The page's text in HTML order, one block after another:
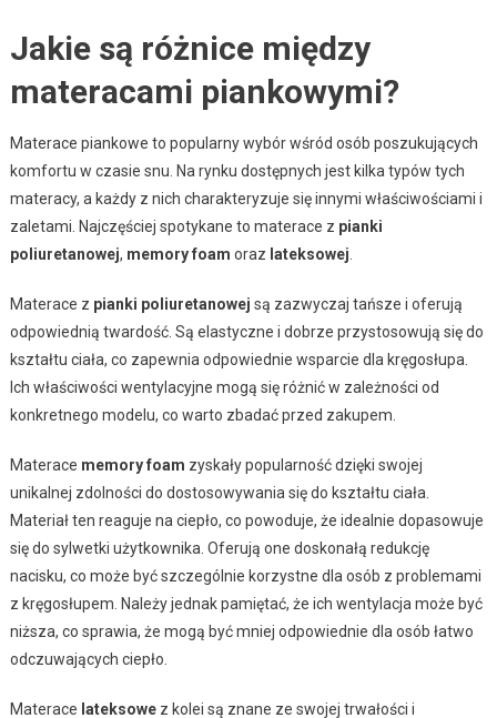
Jakie są różnice między
materacami piankowymi?
Materace piankowe to popularny wybór wśród osób poszukujących
komfortu w czasie snu. Na rynku dostępnych jest kilka typów tych
materacy, a każdy z nich charakteryzuje się innymi właściwościami i
zaletami. Najczęściej spotykane to materace z pianki
poliuretanowej, memory foam oraz lateksowej
Materace z pianki poliuretanowej są zazwyczaj tańsze i oferują
odpowiednią twardość. Są elastyczne i dobrze przystosowują się do
kształtu ciała, co zapewnia odpowiednie wsparcie dla kręgosłupa.
Ich właściwości wentylacyjne mogą się różnić w zależności od
konkretnego modelu, co warto zbadać przed zakupem.
Materace memory foam zyskały popularność dzięki swojej
unikalnej zdolności do dostosowywania się do kształtu ciała.
Materiał ten reaguje na ciepło, co powoduje, że idealnie dopasowuje
się do sylwetki użytkownika. Oferują one doskonałą redukcję
nacisku, co może być szczególnie korzystne dla osób z problemami
z kręgosłupem. Należy jednak pamiętać, że ich wentylacja może być
niższa, co sprawia, że mogą być mniej odpowiednie dla osób łatwo
odczuwających ciepło.
Materace lateksowez kolei są znane ze swojej trwałości i